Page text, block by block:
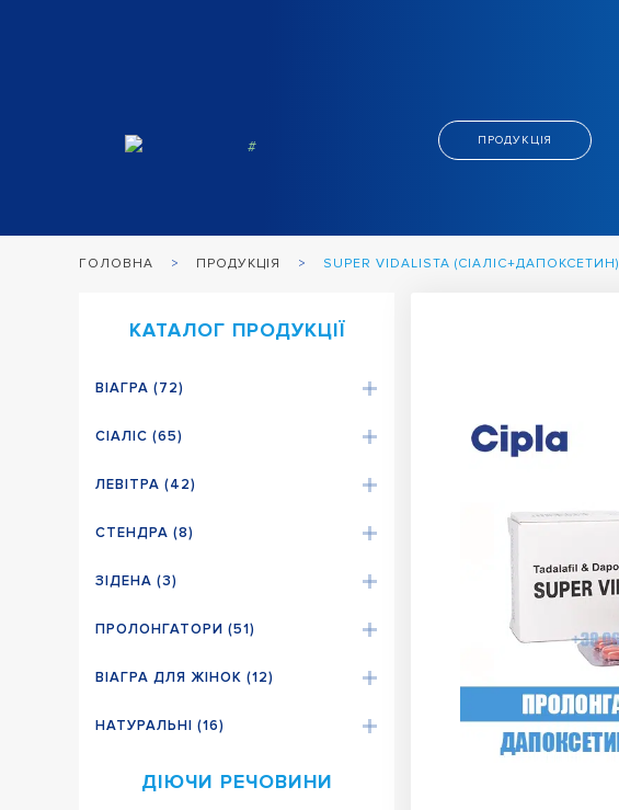
ПРОДУКЦІЯ
ГОЛОВНА ПРОДУКЦІЯ SUPER VIDALISTA (СІАЛІС+ДАПОКСЕТИН)
КАТАЛОГ ПРОДУКЦІЇ
ВІАГРА (72)
СІАЛІС (65)
ЛЕВІТРА (42)
СТЕНДРА (8)
ЗІДЕНА (3)
ПРОЛОНГАТОРИ (51)
ВІАГРА ДЛЯ ЖІНОК (12)
НАТУРАЛЬНІ (16)
ДІЮЧИ РЕЧОВИНИ